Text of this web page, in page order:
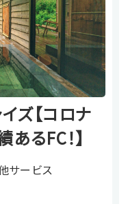
ズ【コロナ
るFC！】
サービス